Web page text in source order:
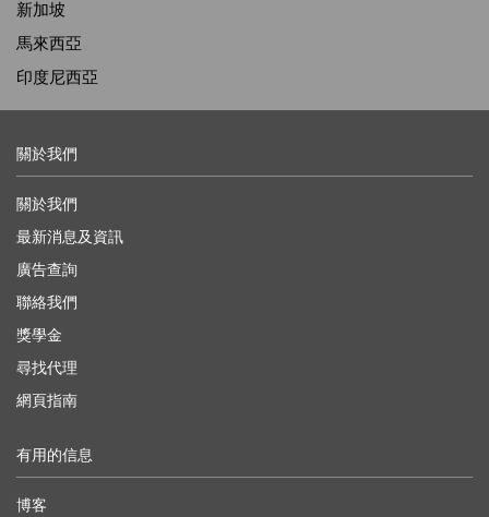
新加坡
馬來西亞
印度尼西亞
關於我們
關於我們
最新消息及資訊
廣告查詢
聯絡我們
獎學金
尋找代理
網頁指南
有用的信息
博客